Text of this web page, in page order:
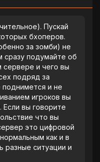
Пускай
бхоперов.
за зомби) не
сразу подумайте об
сервере и чего вы
подряд за
поднимется и не
игроков вы
вы говорите
что вы
это цифровой
как и в
разные ситуации и